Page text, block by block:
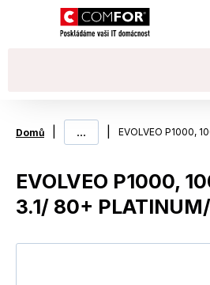
Domů ...
EVOLVEO P1000,
3.1/ 80+ PLATINUM/